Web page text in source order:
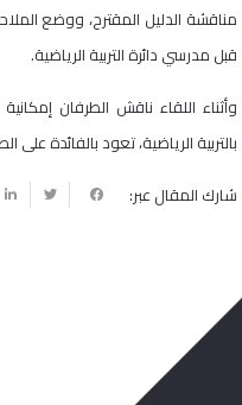
مناقشة الدليل المقترح، ووضع
قبل مدرسي دائرة التربية الرياضية.
وأثناء اللقاء ناقش الطرفان
بالتربية الرياضية، تعود بالفائدة على
شارك المقال عبر: